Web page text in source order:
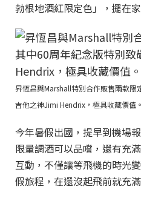
勃根地酒紅限定色」，擺在
昇恆昌與Marshall特別合作販售兩款
吉他之神Jimi Hendrix，極具收藏價值
今年暑假出國，提早到機場
限量調酒可以品嚐，還有充
互動，不僅讓等飛機的時光
假旅程，在還沒起飛前就充